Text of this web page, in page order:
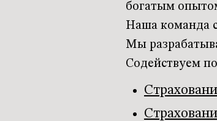
богатым
Наша команда
Мы
Содействуем